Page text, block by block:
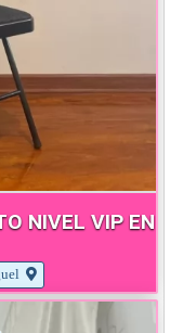
NIVEL VIP EN